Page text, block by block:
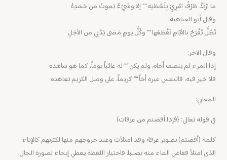
ما ارْتَدَّ طَرْفُ امْرِئٍ بِلَحْظتِه “” إلا وشَيْءٌ يَموتُ من جَسَدِهْ
وقال أبو العتاهية:
تَظَلُّ تَفْرَحُ بالأيّامِ تَقْطَعُها “” وكُلُّ يومٍ مَضى يُدْنِي من الأجَلِ
وقال الاخر:
إذا المرء لم ينصف أخاه، ولم يكن “” له غائباً يوماً، كما هو شاهده
فلا خير فيه، فالتمس غيره أخاً “” كريماً، على وصل الكريم تعاهده
المعاني:
في قوله تعالى: {فإذا أفضتم من عرفات}
كلمة (أفضتم) تصوير عرفة وقد امتلأت وعند خروجهم منها لكثرتهم كالإناء
الذي امتلأ ففاض الماء منه تصببا. فاختيار اللفظة يعطي إيحاء لصورة الحال.